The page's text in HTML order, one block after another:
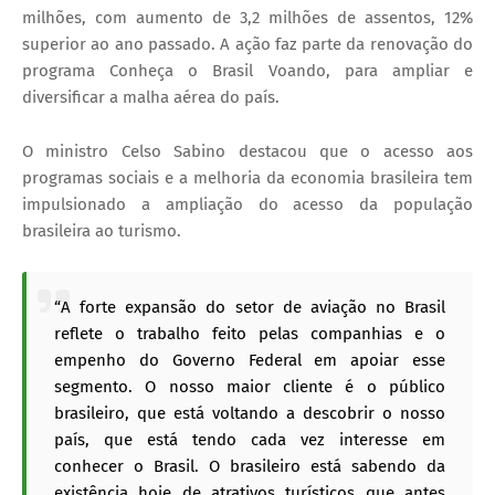
milhões, com aumento de 3,2 milhões de assentos, 12%
superior ao ano passado. A ação faz parte da renovação do
programa Conheça o Brasil Voando, para ampliar e
diversificar a malha aérea do país.
O ministro Celso Sabino destacou que o acesso aos
programas sociais e a melhoria da economia brasileira tem
impulsionado a ampliação do acesso da população
brasileira ao turismo.
“A forte expansão do setor de aviação no Brasil
reflete o trabalho feito pelas companhias e o
empenho do Governo Federal em apoiar esse
segmento. O nosso maior cliente é o público
brasileiro, que está voltando a descobrir o nosso
país, que está tendo cada vez interesse em
conhecer o Brasil. O brasileiro está sabendo da